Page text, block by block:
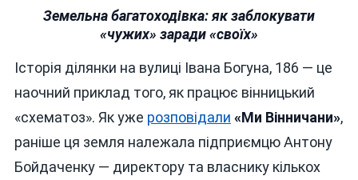
Земельна багатоходівка: якзаблокувати
«чужих» заради «своїх»
Історія ділянки на вулиці Івана Богуна, 186 — це
наочний приклад того, як працює вінницький
«схематоз». Як уже розповідали «Ми Вінничани»,
раніше ця земля належала підприємцю Антону
Бойдаченку — директору та власнику кількох